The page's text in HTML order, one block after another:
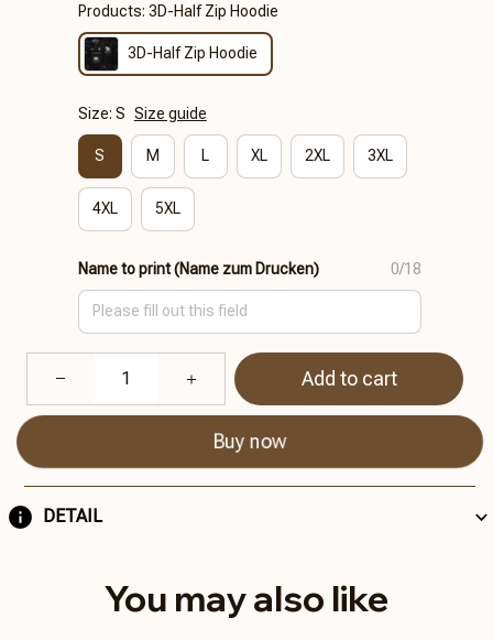
Products: 3D-Half Zip Hoodie
3D-Half Zip Hoodie
Size: S Size guide
S M L XL 2XL 3XL
4XL 5XL
Name to print (Name zum Drucken) 0/18
Add to cart
Buy now
DETAIL
You may also like